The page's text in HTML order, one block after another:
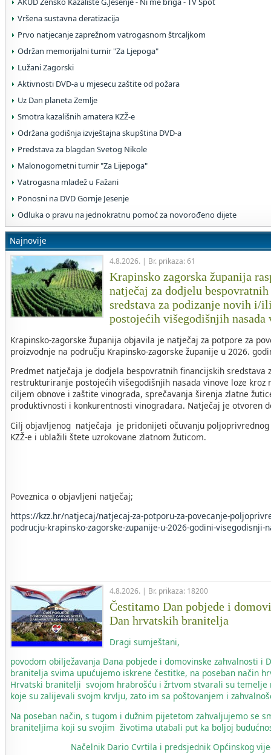
Vršena sustavna deratizacija
Prvo natjecanje zaprežnom vatrogasnom štrcaljkom
Održan memorijalni turnir "Za Ljepoga"
Lužani Zagorski
Aktivnosti DVD-a u mjesecu zaštite od požara
Uz Dan planeta Zemlje
Smotra kazališnih amatera KZŽ-e
Održana godišnja izvještajna skupština DVD-a
Predstava za blagdan Svetog Nikole
Malonogometni turnir "Za Lijepoga"
Vatrogasna mladež u Fažani
Ponosni na DVD Gornje Jesenje
Odluka o pravu na jednokratnu pomoć za novorođeno dijete
Najnovije
4.8.2026. | Br. prikaza: 61
Krapinsko zagorska županija
natječaj za dodjelu
sredstava za podizanje novih i/
postojećih višegodišnjih nasada
Krapinsko-zagorske županija objavila je natječaj za potpore za
proizvodnje na području Krapinsko-zagorske županije u 2026.
Predmet natječaja je dodjela bespovratnih financijskih sredstava
restrukturiranje postojećih višegodišnjih nasada vinove loze kroz
ciljem obnove i zaštite vinograda, sprečavanja širenja zlatne
produktivnosti i konkurentnosti vinogradara. Natječaj je otvoren
Cilj objavljenog natječaja je pridonijeti očuvanju
KZŽ-e i ublažili štete uzrokovane zlatnom žuticom.
Poveznica o objavljeni natječaj;
https://kzz.hr/natjecaj/natjecaj-za-potporu-za-povecanje-
podrucju-krapinsko-zagorske-zupanije-u-2026-godini-visegodisnji-
4.8.2026. | Br. prikaza: 18200
Čestitamo Dan pobjede i
Dan hrvatskih branitelja
Dragi sumještani,
povodom obilježavanja Dana pobjede i domovinske zahvalnosti i
branitelja svima upućujemo iskrene čestitke, na poseban način
Hrvatski branitelji svojom hrabrošću i žrtvom stvarali su temelje
koje su zalijevali svojm krvlju, zato im sa poštovanjem i
Na poseban način, s tugom i dužnim pijetetom zahvaljujemo se
braniteljima koji su svojim životima utabali put ka boljoj
Načelnik Dario Cvrtila i predsjednik Općinskog